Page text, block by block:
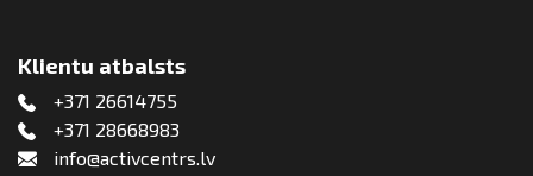
Klientu atbalsts
+371 26614755
+371 28668983
info@activcentrs.lv